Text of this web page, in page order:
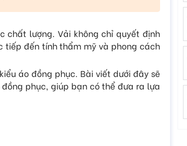
chất lượng. Vải không chỉ quyết định
tiếp đến tính thẩm mỹ và phong cách
áo đồng phục. Bài viết dưới đây sẽ
phục, giúp bạn có thể đưa ra lựa